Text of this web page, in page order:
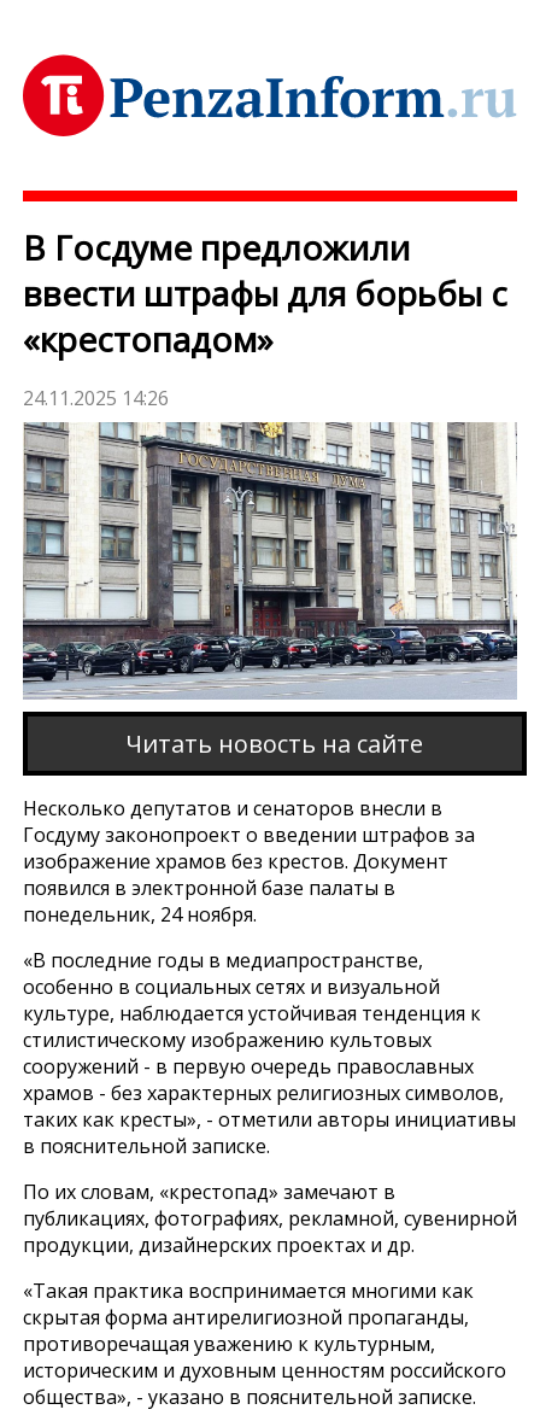
В Госдуме предложили
ввести штрафы для борьбы с
«крестопадом»
24.11.2025 14:26
Читать новость на сайте
Несколько депутатов и сенаторов внесли в
Госдуму законопроект о введении штрафов за
изображение храмов без крестов. Документ
появился в электронной базе палаты в
понедельник, 24 ноября.
«В последние годы в медиапространстве,
особенно в социальных сетях и визуальной
культуре, наблюдается устойчивая тенденция к
стилистическому изображению культовых
сооружений - в первую очередь православных
храмов - без характерных религиозных символов,
таких как кресты», - отметили авторы инициативы
в пояснительной записке.
По их словам, «крестопад» замечают в
публикациях, фотографиях, рекламной, сувенирной
продукции, дизайнерских проектах и др.
«Такая практика воспринимается многими как
скрытая форма антирелигиозной пропаганды,
противоречащая уважению к культурным,
историческим и духовным ценностям российского
общества», - указано в пояснительной записке.